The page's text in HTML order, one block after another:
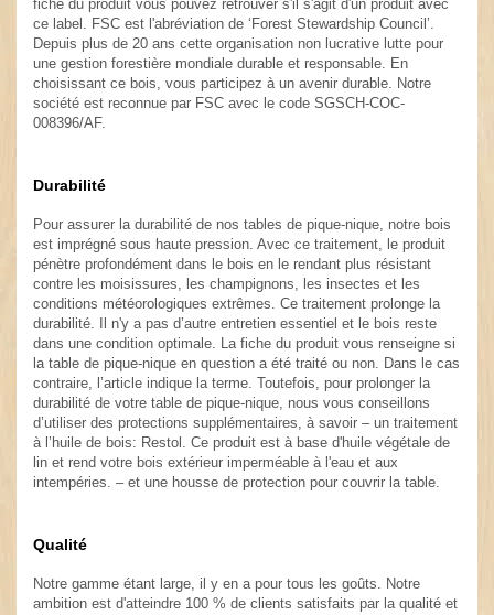
fiche du produit vous pouvez retrouver s'il s'agit d'un produit avec
ce label. FSC est l'abréviation de ‘Forest Stewardship Council’.
Depuis plus de 20 ans cette organisation non lucrative lutte pour
une gestion forestière mondiale durable et responsable. En
choisissant ce bois, vous participez à un avenir durable. Notre
société est reconnue par FSC avec le code SGSCH-COC-
008396/AF.
Durabilité
Pour assurer la durabilité de nos tables de pique-nique, notre bois
est imprégné sous haute pression. Avec ce traitement, le produit
pénètre profondément dans le bois en le rendant plus résistant
contre les moisissures, les champignons, les insectes et les
conditions météorologiques extrêmes. Ce traitement prolonge la
durabilité. Il n'y a pas d’autre entretien essentiel et le bois reste
dans une condition optimale. La fiche du produit vous renseigne si
la table de pique-nique en question a été traité ou non. Dans le cas
contraire, l’article indique la terme. Toutefois, pour prolonger la
durabilité de votre table de pique-nique, nous vous conseillons
d’utiliser des protections supplémentaires, à savoir – un traitement
à l’huile de bois: Restol. Ce produit est à base d'huile végétale de
lin et rend votre bois extérieur imperméable à l'eau et aux
intempéries. – et une housse de protection pour couvrir la table.
Qualité
Notre gamme étant large, il y en a pour tous les goûts. Notre
ambition est d'atteindre 100 % de clients satisfaits par la qualité et